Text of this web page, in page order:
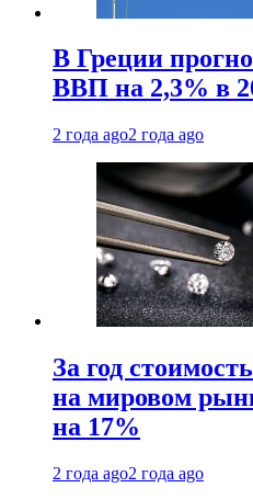
В Греции
ВВП на 2,3% в
2 года ago2 года ago
За год
на мировом
на 17%
2 года ago2 года ago